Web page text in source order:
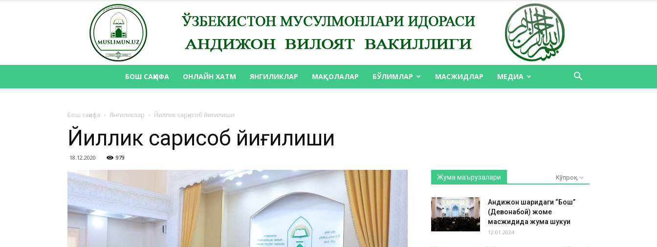
ВАКИЛЛИГИ
БОШ САҲИФА ОНЛАЙН ХАТМ ЯНГИЛИКЛАР МАҚОЛАЛАР БЎЛИМЛАР МАСЖИДЛАР МЕДИА
Бош саҳифа Янгиликлар Йиллик сарҳисоб йиғилиши
Йиллик сарҳисоб йиғилиши
18.12.2020 979
Жума маърузалари Кўпроқ
Андижон шаҳридаги “Бош”
(Девонабой) жоме
масжидида жума шукуҳи
12.01.2024